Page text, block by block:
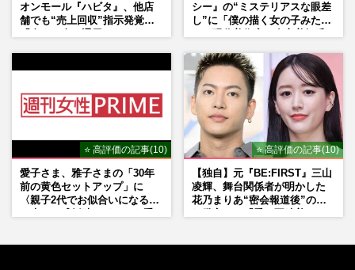
オンモール『ハビタ』、他店
舗でも“売上回収”指示発覚で
シー』の“ミステリアスな眼差
し”に「僕の描く女の子みた
⭐ 高評価の記事(10)
愛子さま、雅子さまの「30年
前の黄色セットアップ」に
〈親子2代でお似合いになる〉
⭐ 高評価の記事(10)
【独自】元『BE:FIRST』三山
凌輝、舞台関係者が明かした
花乃まりあ“密会報道後”の呆